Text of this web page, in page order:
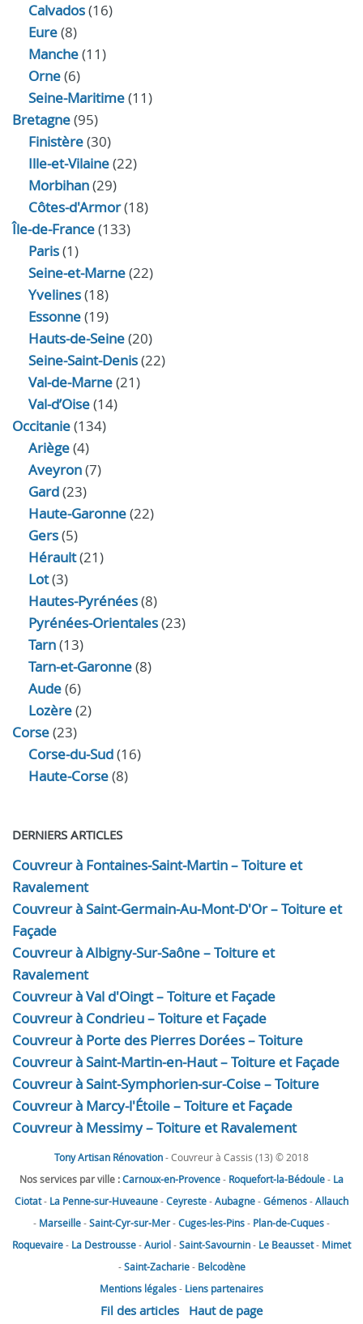
Calvados(16)
Eure(8)
Manche(11)
Orne(6)
Seine-Maritime(11)
Bretagne(95)
Finistère(30)
Ille-et-Vilaine(22)
Morbihan(29)
Côtes-d'Armor(18)
Île-de-France(133)
Paris(1)
Seine-et-Marne(22)
Yvelines(18)
Essonne(19)
Hauts-de-Seine(20)
Seine-Saint-Denis(22)
Val-de-Marne(21)
Val-d’Oise(14)
Occitanie(134)
Ariège(4)
Aveyron(7)
Gard(23)
Haute-Garonne(22)
Gers(5)
Hérault(21)
Lot(3)
Hautes-Pyrénées(8)
Pyrénées-Orientales(23)
Tarn(13)
Tarn-et-Garonne(8)
Aude(6)
Lozère(2)
Corse(23)
Corse-du-Sud(16)
Haute-Corse(8)
DERNIERS ARTICLES
Couvreur à Fontaines-Saint-Martin – Toiture et
Ravalement
Couvreur à Saint-Germain-Au-Mont-D'Or – Toiture et
Façade
Couvreur à Albigny-Sur-Saône – Toiture et
Ravalement
Couvreur à Val d'Oingt – Toiture et Façade
Couvreur à Condrieu – Toiture et Façade
Couvreur à Porte des Pierres Dorées – Toiture
Couvreur à Saint-Martin-en-Haut – Toiture et Façade
Couvreur à Saint-Symphorien-sur-Coise – Toiture
Couvreur à Marcy-l'Étoile – Toiture et Façade
Couvreur à Messimy – Toiture et Ravalement
Tony Artisan Rénovation- Couvreur à Cassis (13) © 2018
Nos services par ville :Carnoux-en-Provence- Roquefort-la-Bédoule- La
Ciotat- La Penne-sur-Huveaune-Ceyreste-Aubagne-Gémenos-Allauch
- Marseille-Saint-Cyr-sur-Mer-Cuges-les-Pins- Plan-de-Cuques-
Roquevaire- La Destrousse-Auriol-Saint-Savournin- Le Beausset- Mimet
-Saint-Zacharie- Belcodène
Mentions légales- Liens partenaires
Fil des articles Haut de page